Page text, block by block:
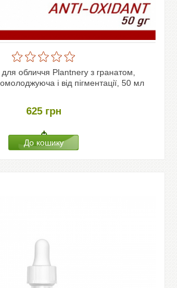
обличчя Plantnery з гранатом,
і від пігментації, 50 мл
625 грн